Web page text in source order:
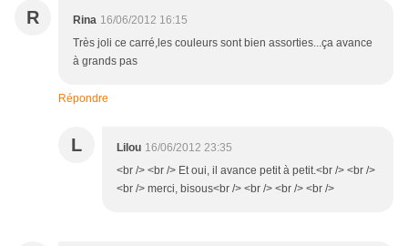
R Rina 16/06/2012 16:15
Très joli ce carré,les couleurs sont bien assorties...ça avance
à grands pas
Répondre
L Lilou 16/06/2012 23:35
<br /> <br /> Et oui, il avance petit à petit.<br /> <br />
<br /> merci, bisous<br /> <br /> <br /> <br />